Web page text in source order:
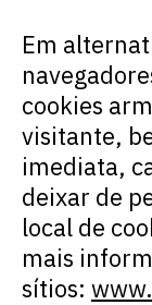
Em
cookies
visitante,
imediata,
deixar de
local de
mais
sítios: